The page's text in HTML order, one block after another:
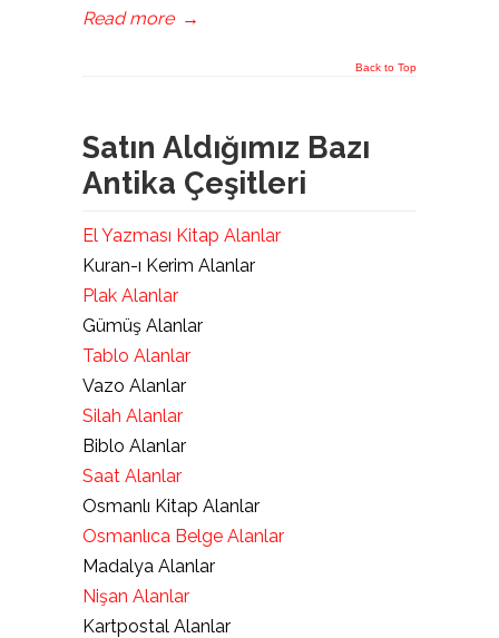
Read more →
Back to Top
Satın Aldığımız Bazı
Antika Çeşitleri
El Yazması Kitap Alanlar
Kuran-ı Kerim Alanlar
Plak Alanlar
Gümüş Alanlar
Tablo Alanlar
Vazo Alanlar
Silah Alanlar
Biblo Alanlar
Saat Alanlar
Osmanlı Kitap Alanlar
Osmanlıca Belge Alanlar
Madalya Alanlar
Nişan Alanlar
Kartpostal Alanlar